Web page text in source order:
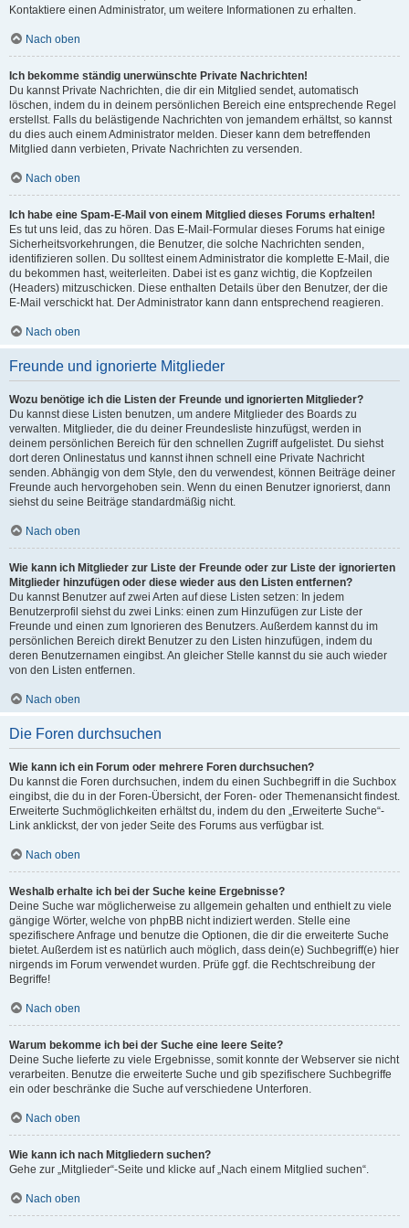
Kontaktiere einen Administrator, um weitere Informationen zu erhalten.
Nach oben
Ich bekomme ständig unerwünschte Private Nachrichten!
Du kannst Private Nachrichten, die dir ein Mitglied sendet, automatisch
löschen, indem du in deinem persönlichen Bereich eine entsprechende Regel
erstellst. Falls du belästigende Nachrichten von jemandem erhältst, so kannst
du dies auch einem Administrator melden. Dieser kann dem betreffenden
Mitglied dann verbieten, Private Nachrichten zu versenden.
Nach oben
Ich habe eine Spam-E-Mail von einem Mitglied dieses Forums erhalten!
Es tut uns leid, das zu hören. Das E-Mail-Formular dieses Forums hat einige
Sicherheitsvorkehrungen, die Benutzer, die solche Nachrichten senden,
identifizieren sollen. Du solltest einem Administrator die komplette E-Mail, die
du bekommen hast, weiterleiten. Dabei ist es ganz wichtig, die Kopfzeilen
(Headers) mitzuschicken. Diese enthalten Details über den Benutzer, der die
E-Mail verschickt hat. Der Administrator kann dann entsprechend reagieren.
Nach oben
Freunde und ignorierte Mitglieder
Wozu benötige ich die Listen der Freunde und ignorierten Mitglieder?
Du kannst diese Listen benutzen, um andere Mitglieder des Boards zu
verwalten. Mitglieder, die du deiner Freundesliste hinzufügst, werden in
deinem persönlichen Bereich für den schnellen Zugriff aufgelistet. Du siehst
dort deren Onlinestatus und kannst ihnen schnell eine Private Nachricht
senden. Abhängig von dem Style, den du verwendest, können Beiträge deiner
Freunde auch hervorgehoben sein. Wenn du einen Benutzer ignorierst, dann
siehst du seine Beiträge standardmäßig nicht.
Nach oben
Wie kann ich Mitglieder zur Liste der Freunde oder zur Liste der ignorierten
Mitglieder hinzufügen oder diese wieder aus den Listen entfernen?
Du kannst Benutzer auf zwei Arten auf diese Listen setzen: In jedem
Benutzerprofil siehst du zwei Links: einen zum Hinzufügen zur Liste der
Freunde und einen zum Ignorieren des Benutzers. Außerdem kannst du im
persönlichen Bereich direkt Benutzer zu den Listen hinzufügen, indem du
deren Benutzernamen eingibst. An gleicher Stelle kannst du sie auch wieder
von den Listen entfernen.
Nach oben
Die Foren durchsuchen
Wie kann ich ein Forum oder mehrere Foren durchsuchen?
Du kannst die Foren durchsuchen, indem du einen Suchbegriff in die Suchbox
eingibst, die du in der Foren-Übersicht, der Foren- oder Themenansicht findest.
Erweiterte Suchmöglichkeiten erhältst du, indem du den „Erweiterte Suche“-
Link anklickst, der von jeder Seite des Forums aus verfügbar ist.
Nach oben
Weshalb erhalte ich bei der Suche keine Ergebnisse?
Deine Suche war möglicherweise zu allgemein gehalten und enthielt zu viele
gängige Wörter, welche von phpBB nicht indiziert werden. Stelle eine
spezifischere Anfrage und benutze die Optionen, die dir die erweiterte Suche
bietet. Außerdem ist es natürlich auch möglich, dass dein(e) Suchbegriff(e) hier
nirgends im Forum verwendet wurden. Prüfe ggf. die Rechtschreibung der
Begriffe!
Nach oben
Warum bekomme ich bei der Suche eine leere Seite?
Deine Suche lieferte zu viele Ergebnisse, somit konnte der Webserver sie nicht
verarbeiten. Benutze die erweiterte Suche und gib spezifischere Suchbegriffe
ein oder beschränke die Suche auf verschiedene Unterforen.
Nach oben
Wie kann ich nach Mitgliedern suchen?
Gehe zur „Mitglieder“-Seite und klicke auf „Nach einem Mitglied suchen“.
Nach oben